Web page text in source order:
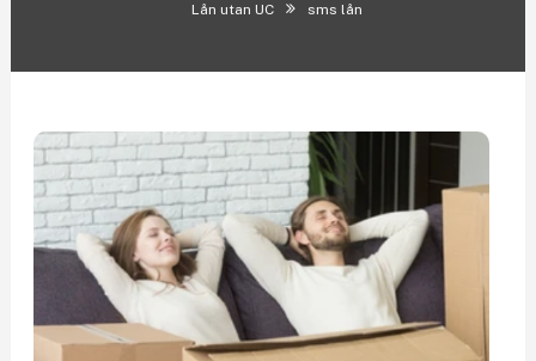
Lån utan UC sms lån